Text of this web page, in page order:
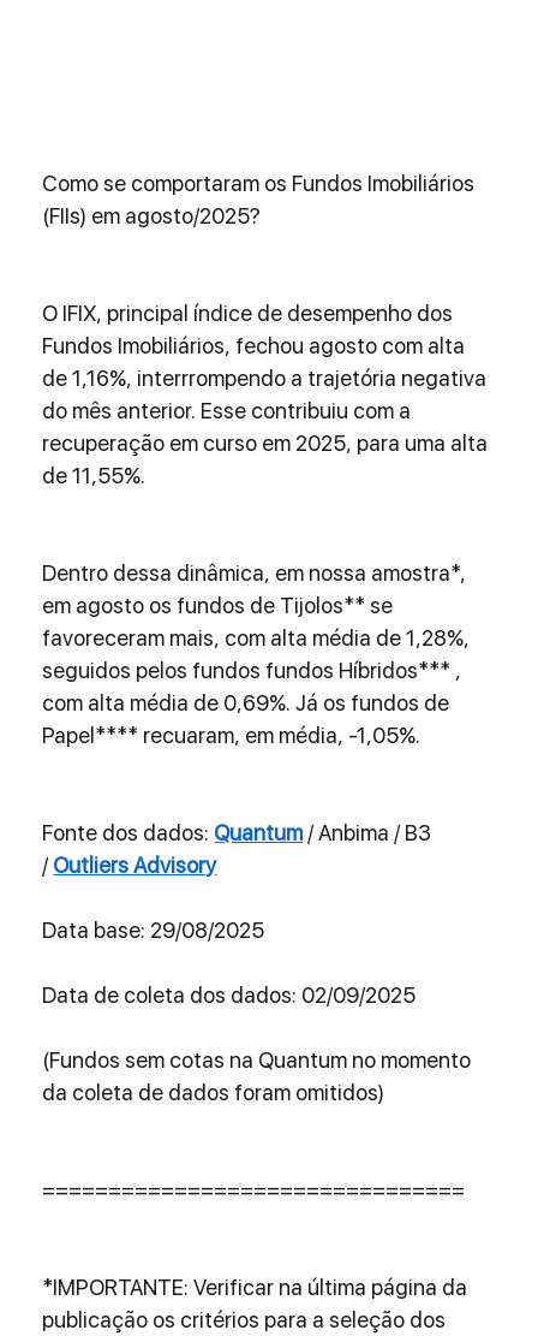
Como se comportaram os Fundos Imobiliários
(FIIs) em agosto/2025?
O IFIX, principal índice de desempenho dos
Fundos Imobiliários, fechou agosto com alta
de 1,16%, interrrompendo a trajetória negativa
do mês anterior. Esse contribuiu com a
recuperação em curso em 2025, para uma alta
de 11,55%.
Dentro dessa dinâmica, em nossa amostra*,
em agosto os fundos de Tijolos** se
favoreceram mais, com alta média de 1,28%,
seguidos pelos fundos fundos Híbridos*** ,
com alta média de 0,69%. Já os fundos de
Papel**** recuaram, em média, -1,05%.
Fonte dos dados: Quantum / Anbima / B3
/ Outliers Advisory
Data base: 29/08/2025
Data de coleta dos dados: 02/09/2025
(Fundos sem cotas na Quantum no momento
da coleta de dados foram omitidos)
================================
*IMPORTANTE: Verificar na última página da
publicação os critérios para a seleção dos